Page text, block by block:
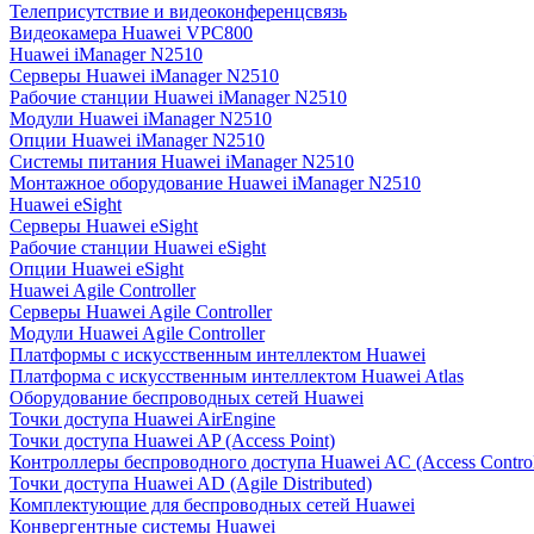
Телеприсутствие и видеоконференцсвязь
Видеокамера Huawei VPC800
Huawei iManager N2510
Серверы Huawei iManager N2510
Рабочие станции Huawei iManager N2510
Модули Huawei iManager N2510
Опции Huawei iManager N2510
Системы питания Huawei iManager N2510
Монтажное оборудование Huawei iManager N2510
Huawei eSight
Серверы Huawei eSight
Рабочие станции Huawei eSight
Опции Huawei eSight
Huawei Agile Controller
Серверы Huawei Agile Controller
Модули Huawei Agile Controller
Платформы с искусственным интеллектом Huawei
Платформа с искусственным интеллектом Huawei Atlas
Оборудование беспроводных сетей Huawei
Точки доступа Huawei AirEngine
Точки доступа Huawei AP (Access Point)
Контроллеры беспроводного доступа Huawei AC (Access
Точки доступа Huawei AD (Agile Distributed)
Комплектующие для беспроводных сетей Huawei
Конвергентные системы Huawei